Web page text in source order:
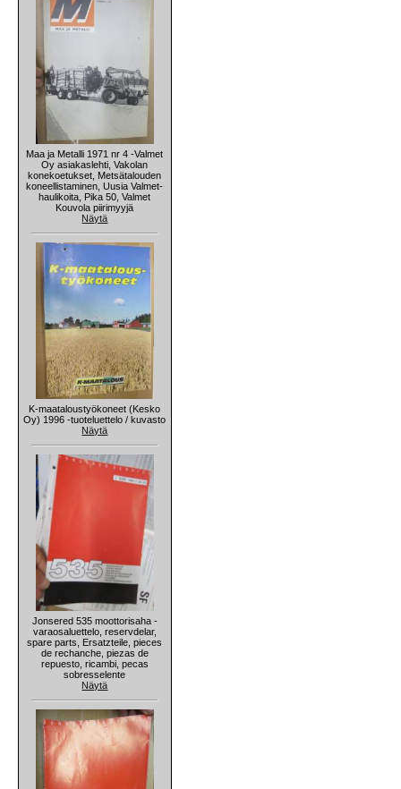
Maa ja Metalli 1971 nr 4 -Valmet
Oy asiakaslehti, Vakolan
konekoetukset, Metsätalouden
koneellistaminen, Uusia Valmet-
haulikoita, Pika 50, Valmet
Kouvola piirimyyjä
Näytä
K-maataloustyökoneet (Kesko
Oy) 1996 -tuoteluettelo / kuvasto
Näytä
Jonsered 535 moottorisaha -
varaosaluettelo, reservdelar,
spare parts, Ersatzteile, pieces
de rechanche, piezas de
repuesto, ricambi, pecas
sobresselente
Näytä